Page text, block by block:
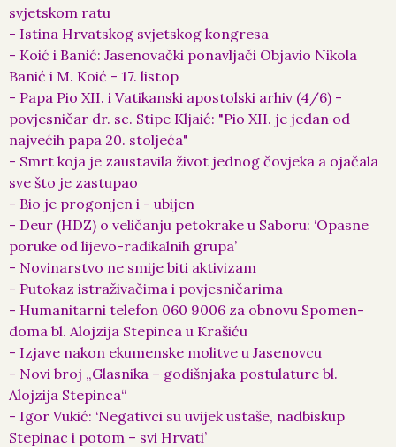
svjetskom ratu
- Istina Hrvatskog svjetskog kongresa
- Koić i Banić: Jasenovački ponavljači Objavio Nikola
Banić i M. Koić - 17. listop
- Papa Pio XII. i Vatikanski apostolski arhiv (4/6) -
povjesničar dr. sc. Stipe Kljaić: "Pio XII. je jedan od
najvećih papa 20. stoljeća"
- Smrt koja je zaustavila život jednog čovjeka a ojačala
sve što je zastupao
- Bio je progonjen i - ubijen
- Deur (HDZ) o veličanju petokrake u Saboru: ‘Opasne
poruke od lijevo-radikalnih grupa’
- Novinarstvo ne smije biti aktivizam
- Putokaz istraživačima i povjesničarima
- Humanitarni telefon 060 9006 za obnovu Spomen-
doma bl. Alojzija Stepinca u Krašiću
- Izjave nakon ekumenske molitve u Jasenovcu
- Novi broj „Glasnika – godišnjaka postulature bl.
Alojzija Stepinca“
- Igor Vukić: ‘Negativci su uvijek ustaše, nadbiskup
Stepinac i potom – svi Hrvati’